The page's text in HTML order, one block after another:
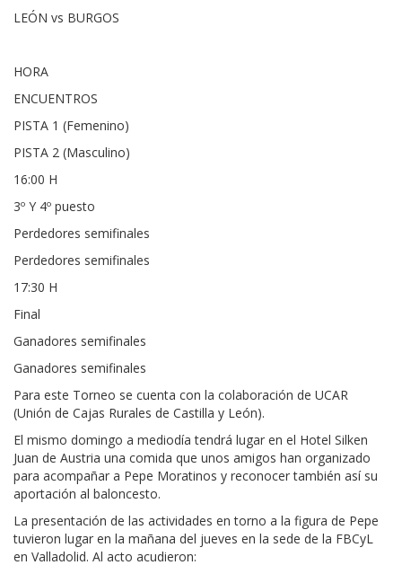
LEÓN vs BURGOS
HORA
ENCUENTROS
PISTA 1 (Femenino)
PISTA 2 (Masculino)
16:00 H
3º Y 4º puesto
Perdedores semifinales
Perdedores semifinales
17:30 H
Final
Ganadores semifinales
Ganadores semifinales
Para este Torneo se cuenta con la colaboración de UCAR
(Unión de Cajas Rurales de Castilla y León).
El mismo domingo a mediodía tendrá lugar en el Hotel Silken
Juan de Austria una comida que unos amigos han organizado
para acompañar a Pepe Moratinos y reconocer también así su
aportación al baloncesto.
La presentación de las actividades en torno a la figura de Pepe
tuvieron lugar en la mañana del jueves en la sede de la FBCyL
en Valladolid. Al acto acudieron: